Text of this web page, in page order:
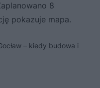
8
pokazuje mapa.
– kiedy budowa i